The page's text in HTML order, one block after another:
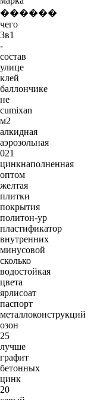
������
чего
3в1
-
состав
улице
клей
баллончике
не
cumixan
м2
алкидная
аэрозольная
021
цинкнаполненная
оптом
желтая
плитки
покрытия
политон-ур
пластификатор
внутренних
минусовой
сколько
водостойкая
цвета
ярлисоат
паспорт
металлоконструкций
озон
25
лучше
графит
бетонных
цинк
20